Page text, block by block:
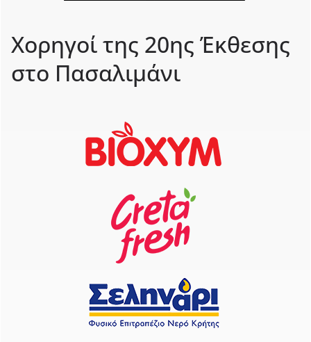
Χορηγοί της 20ης Έκθεσης
στο Πασαλιμάνι